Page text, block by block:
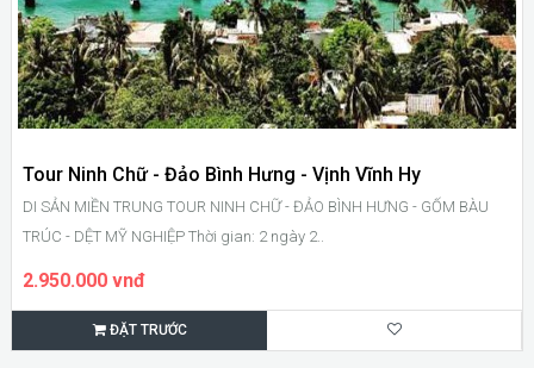
Tour Ninh Chữ - Đảo Bình Hưng - Vịnh Vĩnh Hy
DI SẢN MIỀN TRUNG TOUR NINH CHỮ - ĐẢO BÌNH HƯNG - GỐM BÀU
TRÚC - DỆT MỸ NGHIỆP Thời gian: 2 ngày 2..
2.950.000 vnđ
ĐẶT TRƯỚC